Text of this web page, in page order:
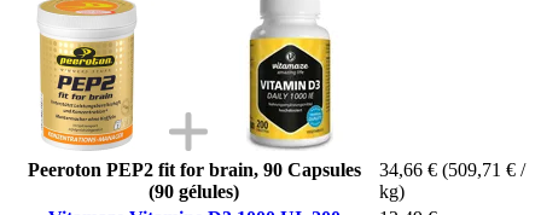
Peeroton PEP2 fit for brain, 90 Capsules
(90 gélules)
34,66 € (509,71 € /
kg)